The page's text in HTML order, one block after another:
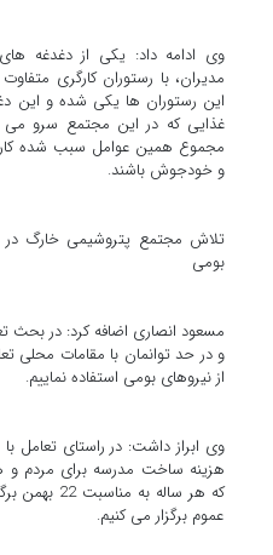
وی ادامه داد: یکی از دغدغه
مدیران، با رستوران کارگری
این رستوران ها یکی شده و این
غذایی که در این مجتمع سرو
مجموع همین عوامل سبب شده
و خودجوش باشند.
تلاش مجتمع پتروشیمی خارگ در
بومی
مسعود انصاری اضافه کرد: در بحث
و در حد توانمان با مقامات محلی
از نیروهای بومی استفاده نماییم.
وی ابراز داشت: در راستای تعامل
هزینه ساخت مدرسه برای مردم و
که هر ساله
عموم برگزار می کنیم.